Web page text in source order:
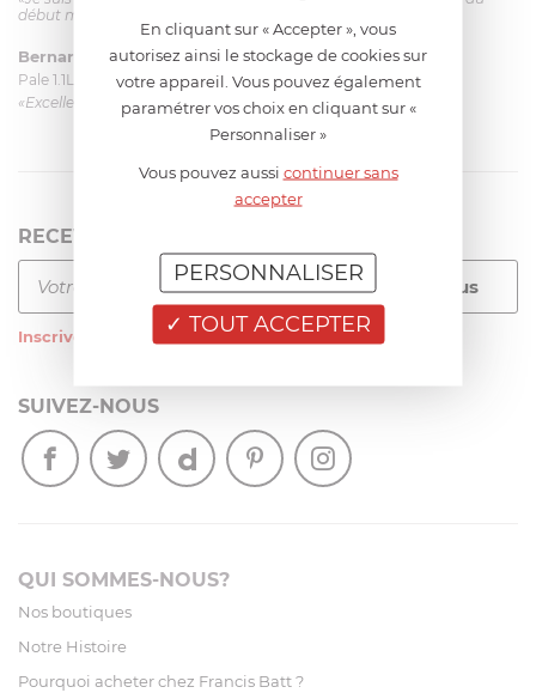
début mais ça le fait. La livraison a été très rapide. ...»
Bernard le 23/06/2026 à 09:43
Pale 1.1L pour Glacier Magimix 11031/121/123/124
«Excellent: produit et livraison»
RECEVEZ LA NEWSLETTER
Inscrivez-vous à notre newsletter
SUIVEZ-NOUS
QUI SOMMES-NOUS?
Nos boutiques
Notre Histoire
Pourquoi acheter chez Francis Batt ?
En cliquant sur « Accepter », vous
autorisez ainsi le stockage de cookies sur
votre appareil. Vous pouvez également
paramétrer vos choix en cliquant sur «
Personnaliser »
Vous pouvez aussi continuer sans
accepter
TOUT ACCEPTER
PERSONNALISER